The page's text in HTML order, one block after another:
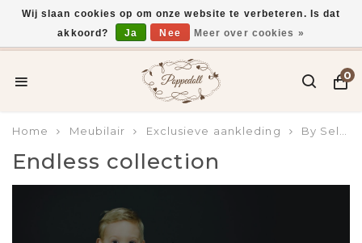
Voor 15:00 uur besteld, vandaag verzonden*
0
Home Meubilair Exclusieve aankleding By Selina
Endless collection
Wij slaan cookies op om onze website te verbeteren. Is dat
akkoord?
Ja Nee Meer over cookies »